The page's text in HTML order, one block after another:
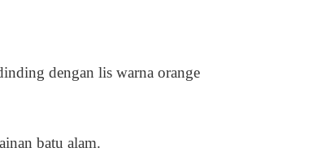
dengan lis warna orange
batu alam.